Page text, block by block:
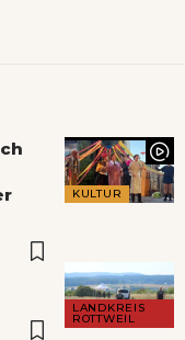
KULTUR
LANDKREIS
ROTTWEIL